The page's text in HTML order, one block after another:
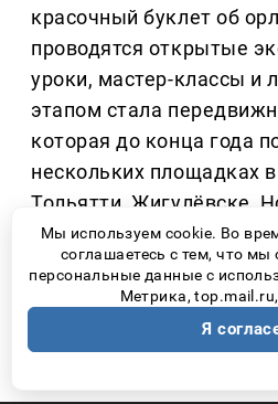
красочный буклет об
проводятся открытые
уроки, мастер-классы и
этапом стала
которая до конца года
нескольких площадках
Тольятти, Жигулёвске,
вузах, колледжах,
культуры региона.
На выставке дети могут
посмотреть
Мы используем cookie. Во
соглашаетесь с тем, что
персональные данные с
Метрика,
Я